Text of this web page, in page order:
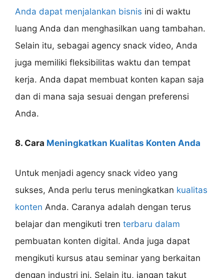
Anda dapat menjalankan bisnis ini di waktu
luang Anda dan menghasilkan uang tambahan.
Selain itu, sebagai agency snack video, Anda
juga memiliki fleksibilitas waktu dan tempat
kerja. Anda dapat membuat konten kapan saja
dan di mana saja sesuai dengan preferensi
Anda.
8. Cara Meningkatkan Kualitas Konten Anda
Untuk menjadi agency snack video yang
sukses, Anda perlu terus meningkatkan kualitas
konten Anda. Caranya adalah dengan terus
belajar dan mengikuti tren terbaru dalam
pembuatan konten digital. Anda juga dapat
mengikuti kursus atau seminar yang berkaitan
dengan industri ini. Selain itu, jangan takut